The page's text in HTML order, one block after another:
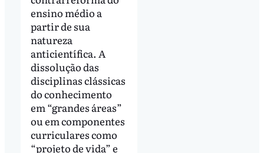
ensino médio a
partir de sua
natureza
anticientífica. A
dissolução das
disciplinas clássicas
do conhecimento
em “grandes áreas”
ou em componentes
curriculares como
“projeto de vida” e